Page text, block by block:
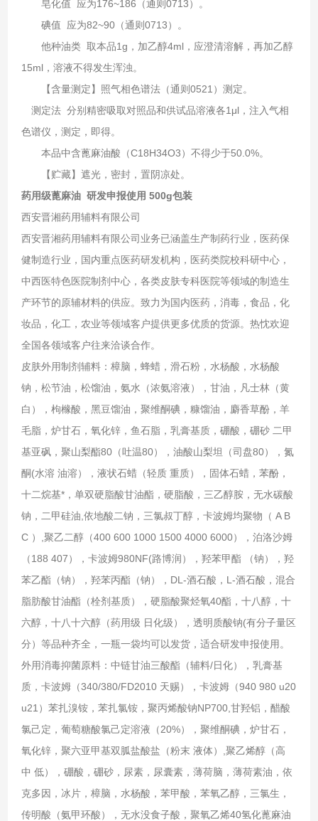
皂化值 应为176~186（通则0713）。
碘值 应为82~90（通则0713）。
他种油类 取本品1g，加乙醇4ml，应澄清溶解，再加乙醇
15ml，溶液不得发生浑浊。
【含量测定】照气相色谱法（通则0521）测定。
测定法 分别精密吸取对照品和供试品溶液各1μl，注入气相
色谱仪，测定，即得。
本品中含蓖麻油酸（C18H34O3）不得少于50.0%。
【贮藏】遮光，密封，置阴凉处。
药用级蓖麻油 研发申报使用 500g包装
西安晋湘药用辅料有限公司
西安晋湘药用辅料有限公司业务已涵盖生产制药行业，医药保
健制造行业，国内重点医药研发机构，医药类院校科研中心，
中西医特色医院制剂中心，各类皮肤专科医院等领域的制造生
产环节的原辅材料的供应。致力为国内医药，消毒，食品，化
妆品，化工，农业等领域客户提供更多优质的货源。热忱欢迎
全国各领域客户往来洽谈合作。
皮肤外用制剂辅料：樟脑，蜂蜡，滑石粉，水杨酸，水杨酸
钠，松节油，松馏油，氨水（浓氨溶液），甘油，凡士林（黄
白），枸橼酸，黑豆馏油，聚维酮碘，糠馏油，麝香草酚，羊
毛脂，炉甘石，氧化锌，鱼石脂，乳膏基质，硼酸，硼砂 二甲
基亚砜，聚山梨酯80（吐温80），油酸山梨坦（司盘80），氮
酮(水溶 油溶），液状石蜡（轻质 重质），固体石蜡，苯酚，
十二烷基*，单双硬脂酸甘油酯，硬脂酸，三乙醇胺，无水碳酸
钠，二甲硅油,依地酸二钠，三氯叔丁醇，卡波姆均聚物（ A B
C ）,聚乙二醇（400 600 1000 1500 4000 6000），泊洛沙姆
（188 407），卡波姆980NF(路博润），羟苯甲酯 （钠），羟
苯乙酯（钠），羟苯丙酯（钠），DL-酒石酸，L-酒石酸，混合
脂肪酸甘油酯（栓剂基质），硬脂酸聚烃氧40酯，十八醇，十
六醇，十八十六醇（药用级 日化级），透明质酸钠(有分子量区
分）等品种齐全，一瓶一袋均可以发货，适合研发申报使用。
外用消毒抑菌原料：中链甘油三酸酯（辅料/日化），乳膏基
质，卡波姆（340/380/FD2010 天赐），卡波姆（940 980 u20
u21）苯扎溴铵，苯扎氯铵，聚丙烯酸钠NP700,甘羟铝，醋酸
氯己定，葡萄糖酸氯己定溶液（20%），聚维酮碘，炉甘石，
氧化锌，聚六亚甲基双胍盐酸盐（粉末 液体）,聚乙烯醇（高
中 低），硼酸，硼砂，尿素，尿囊素，薄荷脑，薄荷素油，依
克多因，冰片，樟脑，水杨酸，苯甲酸，苯氧乙醇，三氯生，
传明酸（氨甲环酸），无水没食子酸，聚氧乙烯40氢化蓖麻油